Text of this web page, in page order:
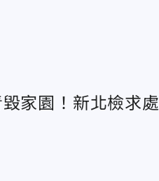
家園！新北檢求